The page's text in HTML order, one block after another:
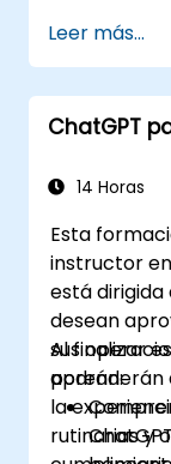
ChatGPT.
en el
integrar
gestión
Leer más...
ChatGPT
14 Horas
Esta
instructor
está
desean
sus
aprenderán
la
rutinarias y
Al finalizar
podrán: